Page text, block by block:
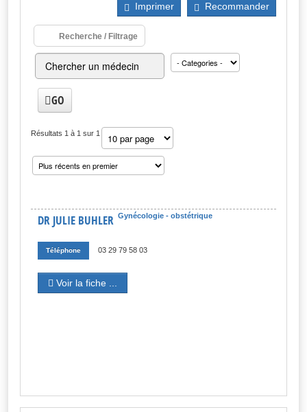
Imprimer Recommander
Recherche / Filtrage
GO
Résultats 1 à 1 sur 1
DR JULIE BUHLER Gynécologie - obstétrique
Téléphone 03 29 79 58 03
Voir la fiche ...